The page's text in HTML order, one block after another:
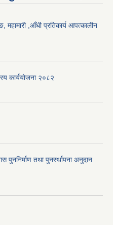
,आँधी प्रतिकार्य आपत्कालीन
कार्ययोजना २०८२
पुननिर्माण तथा पुनर्स्थापना अनुदान